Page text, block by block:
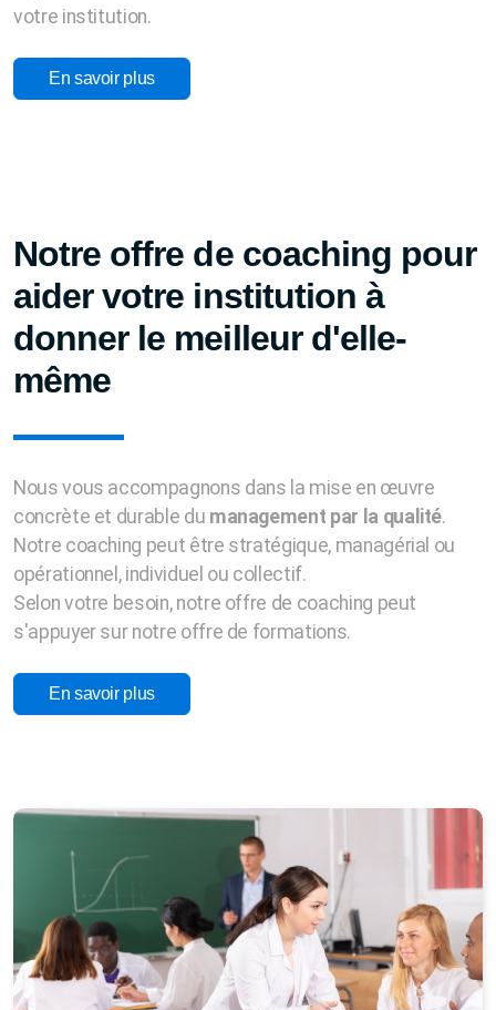
votre institution.
En savoir plus
Notre offre de coaching pour
aider votre institution à
donner le meilleur d'elle-
même
Nous vous accompagnons dans la mise en œuvre
concrète et durable du management par la qualité.
Notre coaching peut être stratégique, managérial ou
opérationnel, individuel ou collectif.
Selon votre besoin, notre offre de coaching peut
s'appuyer sur notre offre de formations.
En savoir plus